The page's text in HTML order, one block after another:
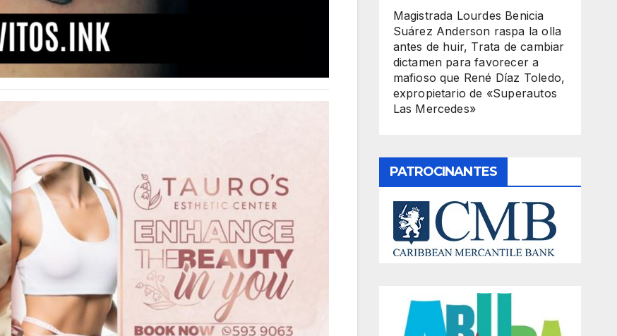
Magistrada Lourdes Benicia
Suárez Anderson raspa la olla
antes de huir, Trata de cambiar
dictamen para favorecer a
mafioso que René Díaz Toledo,
expropietario de «Superautos
Las Mercedes»
PATROCINANTES